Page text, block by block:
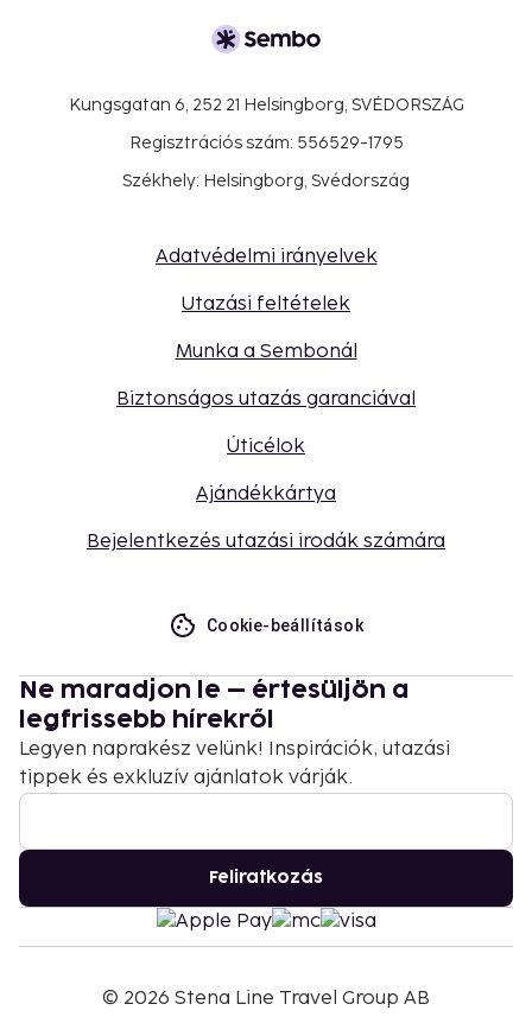
Kungsgatan 6, 252 21 Helsingborg, SVÉDORSZÁG
Regisztrációs szám: 556529-1795
Székhely: Helsingborg, Svédország
Adatvédelmi irányelvek
Utazási feltételek
Munka a Sembonál
Biztonságos utazás garanciával
Úticélok
Ajándékkártya
Bejelentkezés utazási irodák számára
Cookie-beállítások
Ne maradjon le – értesüljön a
legfrissebb hírekről
Legyen naprakész velünk! Inspirációk, utazási
tippek és exkluzív ajánlatok várják.
Feliratkozás
© 2026 Stena Line Travel Group AB